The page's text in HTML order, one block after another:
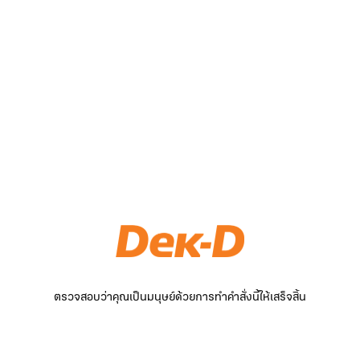
ตรวจสอบว่าคุณเป็นมนุษย์ด้วยการทำคำสั่งนี้ให้เสร็จสิ้น